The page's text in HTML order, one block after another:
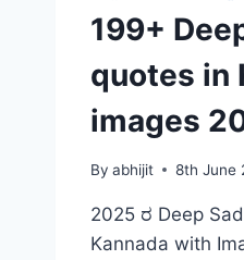
199+
quotes in
images
By abhijit 8th June
2025 ರ Deep
Kannada with